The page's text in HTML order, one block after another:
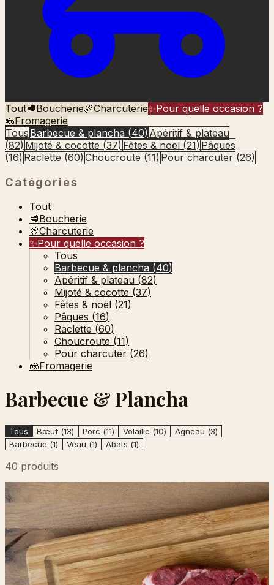
Tout🥩Boucherie🍖Charcuterie✨Pour quelle occasion ?
🧀Fromagerie
Tous Barbecue & plancha (40) Apéritif & plateau
(82) Mijoté & cocotte (37) Fêtes & noël (21) Pâques
(16) Raclette (60) Choucroute (11) Pour charcuter (26)
Catégories
Tout
🥩Boucherie
🍖Charcuterie
✨Pour quelle occasion ?
Tous
Barbecue & plancha (40)
Apéritif & plateau (82)
Mijoté & cocotte (37)
Fêtes & noël (21)
Pâques (16)
Raclette (60)
Choucroute (11)
Pour charcuter (26)
🧀Fromagerie
Barbecue & Plancha
Tous Bœuf (13) Porc (11) Volaille (10) Agneau (3)
Barbecue (1) Veau (1) Abats (1)
40 produits